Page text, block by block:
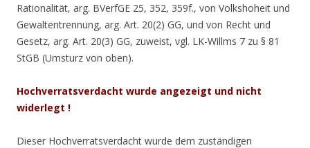
Rationalität, arg. BVerfGE 25, 352, 359f., von Volkshoheit und
Gewaltentrennung, arg. Art. 20(2) GG, und von Recht und
Gesetz, arg. Art. 20(3) GG, zuweist, vgl. LK-Willms 7 zu § 81
StGB (Umsturz von oben).
Hochverratsverdacht wurde angezeigt und nicht
widerlegt !
Dieser Hochverratsverdacht wurde dem zuständigen